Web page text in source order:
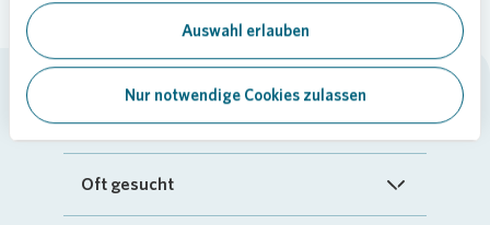
Auswahl erlauben
Nur notwendige Cookies zulassen
Vonovia SE
Startseite
Oft gesucht